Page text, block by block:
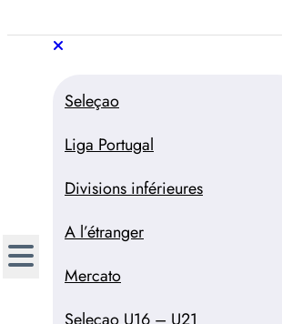
au
Trivela
L'actualité du football portugais
Seleçao
Liga Portugal
Divisions inférieures
A l’étranger
Mercato